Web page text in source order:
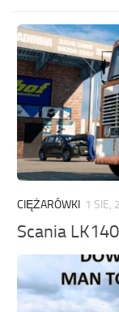
CIĘŻARÓWKI 1 SIE,
Scania